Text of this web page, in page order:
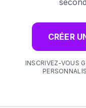
CRÉER
INSCRIVEZ-VOUS